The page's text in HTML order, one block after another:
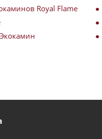
Royal Flame